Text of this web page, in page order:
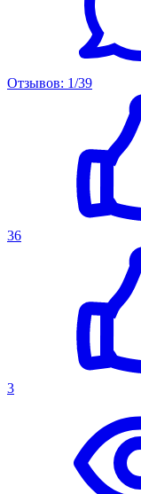
Отзывов: 1/39
36
3